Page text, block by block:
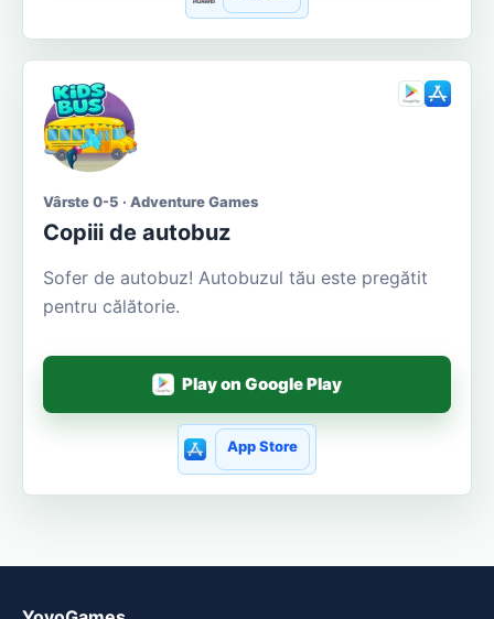
Vârste 0-5 · Adventure Games
Copiii de autobuz
Sofer de autobuz! Autobuzul tău este pregătit
pentru călătorie.
Play on Google Play
App Store